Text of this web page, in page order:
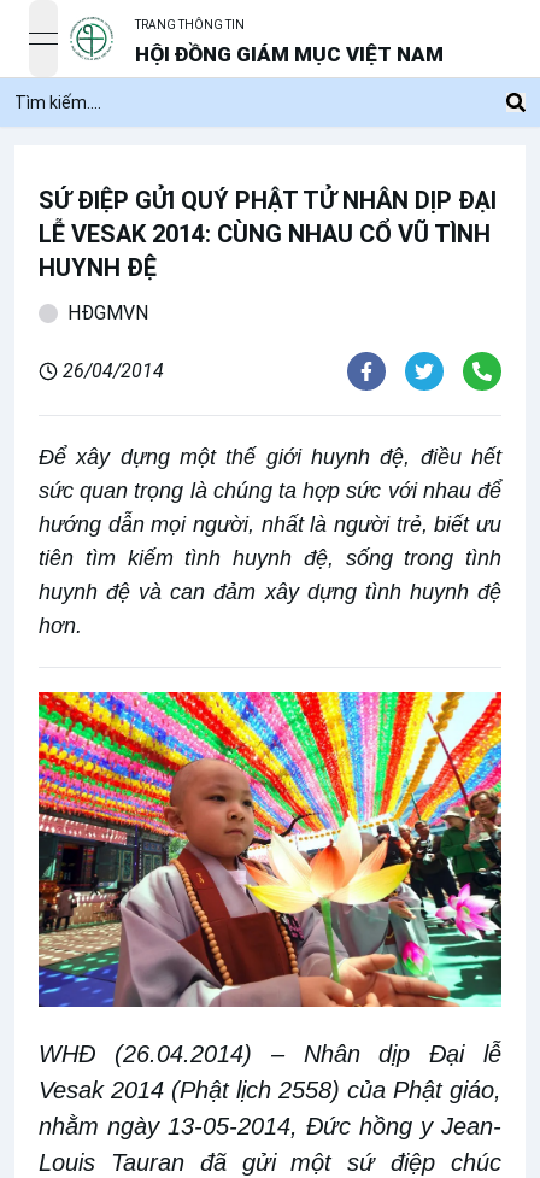
open navigation menu
TRANG THÔNG TIN
HỘI ĐỒNG GIÁM MỤC VIỆT NAM
SỨ ĐIỆP GỬI QUÝ PHẬT TỬ NHÂN DỊP ĐẠI
LỄ VESAK 2014: CÙNG NHAU CỔ VŨ TÌNH
HUYNH ĐỆ
HĐGMVN
26/04/2014
Để xây dựng một thế giới huynh đệ, điều hết
sức quan trọng là chúng ta hợp sức với nhau để
hướng dẫn mọi người, nhất là người trẻ, biết ưu
tiên tìm kiếm tình huynh đệ, sống trong tình
huynh đệ và can đảm xây dựng tình huynh đệ
hơn.
WHĐ (26.04.2014) – Nhân dịp Đại lễ
Vesak 2014 (Phật lịch 2558) của Phật giáo,
nhằm ngày 13-05-2014, Đức hồng y Jean-
Louis Tauran đã gửi một sứ điệp chúc